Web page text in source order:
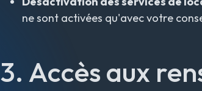
ne sont activées qu'avec votre
3. Accès aux